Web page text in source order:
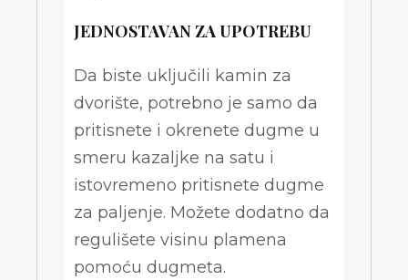
JEDNOSTAVAN ZA UPOTREBU
Da biste uključili kamin za
dvorište, potrebno je samo da
pritisnete i okrenete dugme u
smeru kazaljke na satu i
istovremeno pritisnete dugme
za paljenje. Možete dodatno da
regulišete visinu plamena
pomoću dugmeta.